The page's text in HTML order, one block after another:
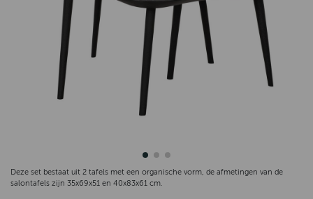
Deze set bestaat uit 2 tafels met een organische vorm, de afmetingen van de
salontafels zijn 35x69x51 en 40x83x61 cm.